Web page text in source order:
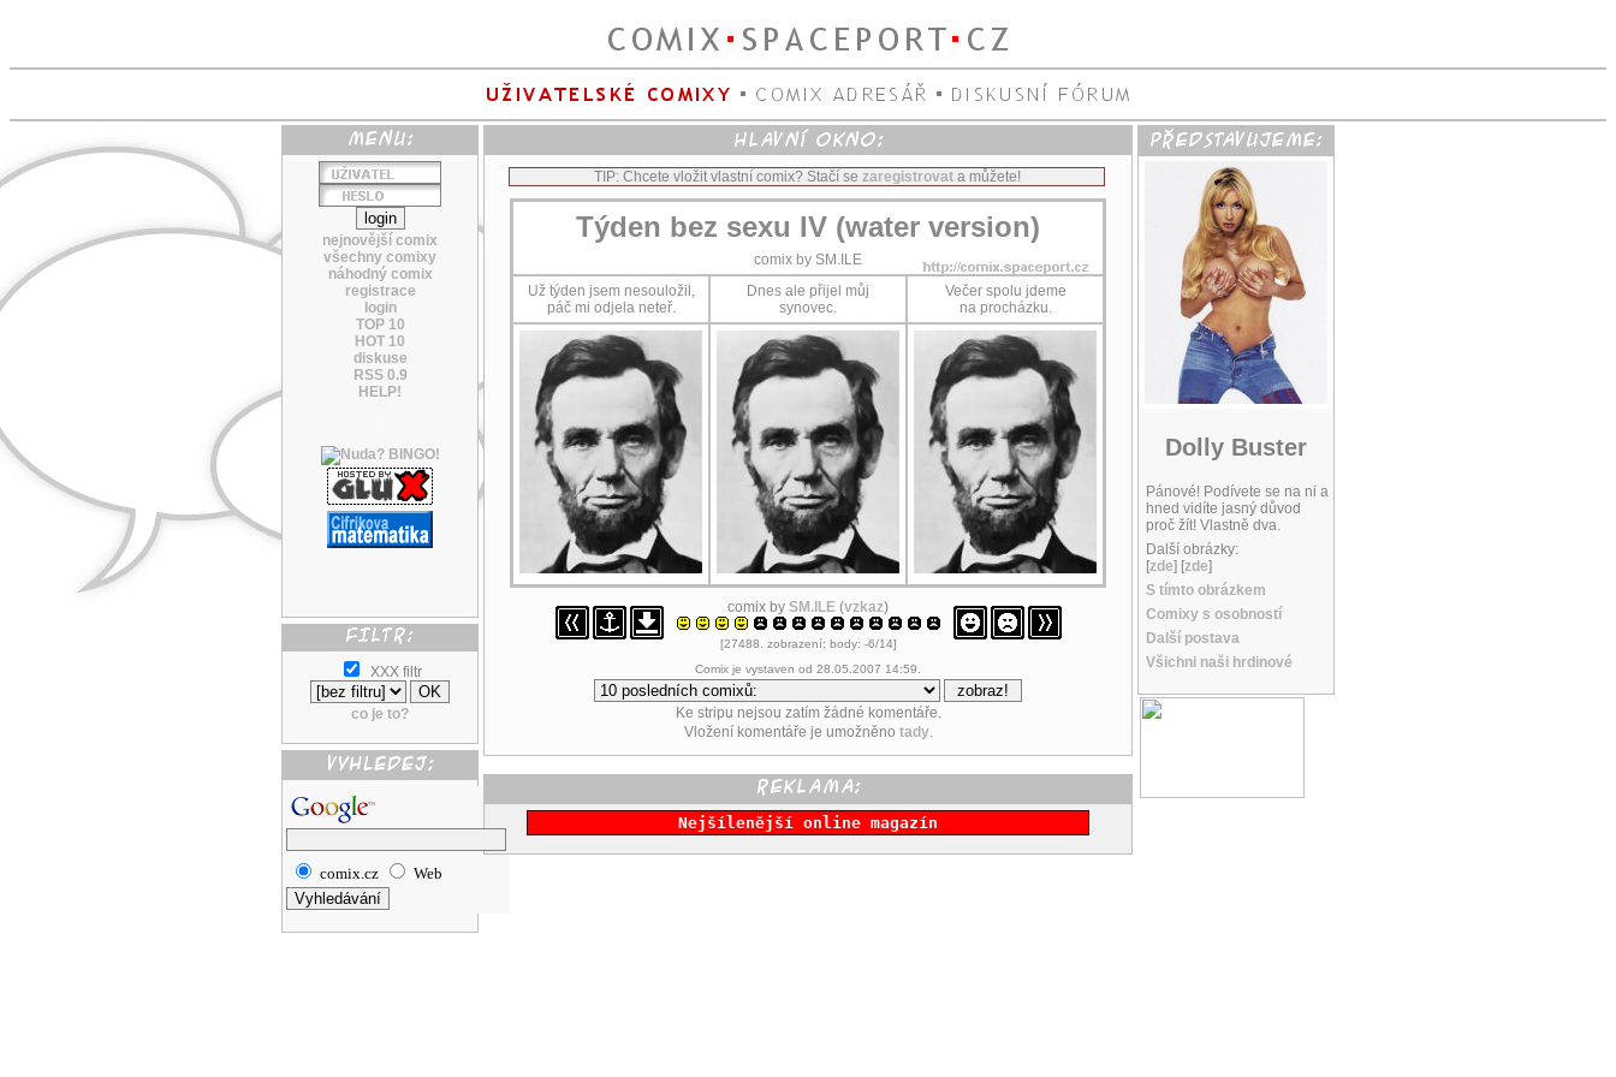
nejnovější comix
všechny comixy
náhodný comix
registrace
login
TOP 10
HOT 10
diskuse
RSS 0.9
HELP!
XXX filtr
co je to?
comix.cz Web
TIP: Chcete vložit vlastní comix? Stačí se zaregistrovata můžete!
Týden bez sexu IV (water version)
comix by SM.ILE
Už týden jsem nesouložil,
páč mi odjela neteř.
Dnes ale přijel můj
synovec.
Večer spolu jdeme
na procházku.
comix by SM.ILE (vzkaz)
[27488. zobrazení; body: -6/14]
Comix je vystaven od 28.05.2007 14:59.
Ke stripu nejsou zatím žádné komentáře.
Vložení komentáře je umožněno tady.
Nejšílenější online magazín
Dolly Buster
Pánové! Podívete se na ni a
hned vidíte jasný důvod
proč žít! Vlastně dva.
Další obrázky:
[zde] [zde]
S tímto obrázkem
Comixy s osobností
Další postava
Všichni naši hrdinové